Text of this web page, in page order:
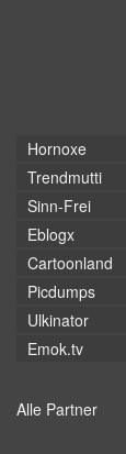
Hornoxe
Trendmutti
Sinn-Frei
Eblogx
Cartoonland
Picdumps
Ulkinator
Emok.tv
Alle Partner